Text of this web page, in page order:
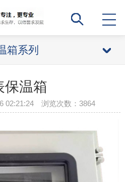
箱系列
保温箱
02:21:24 浏览次数：3864